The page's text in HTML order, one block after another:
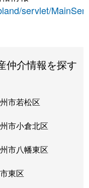
servlet/
仲介情報を探す
市若松区
市小倉北区
市八幡東区
東区